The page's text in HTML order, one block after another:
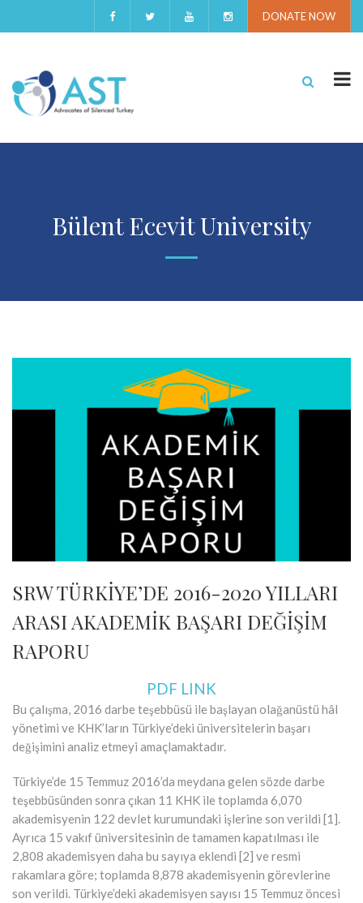
DONATE NOW
Bülent Ecevit University
SRW TÜRKİYE’DE 2016-2020 YILLARI
ARASI AKADEMİK BAŞARI DEĞİŞİM
RAPORU
PDF LINK
Bu çalışma, 2016 darbe teşebbüsü ile başlayan olağanüstü hâl
yönetimi ve KHK’ların Türkiye’deki üniversitelerin başarı
değişimini analiz etmeyi amaçlamaktadır.
Türkiye’de 15 Temmuz 2016’da meydana gelen sözde darbe
teşebbüsünden sonra çıkan 11 KHK ile toplamda 6,070
akademisyenin 122 devlet kurumundaki işlerine son verildi [1].
Ayrıca 15 vakıf üniversitesinin de tamamen kapatılması ile
2,808 akademisyen daha bu sayıya eklendi [2] ve resmi
rakamlara göre; toplamda 8,878 akademisyenin görevlerine
son verildi. Türkiye’deki akademisyen sayısı 15 Temmuz öncesi